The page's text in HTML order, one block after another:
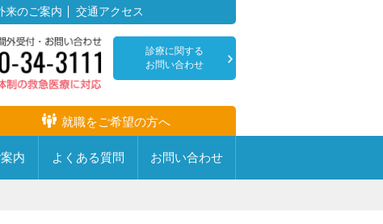
来のご案内 交通アクセス
診療に関する
お問い合わせ
就職をご希望の方へ
内 よくある質問 お問い合わせ